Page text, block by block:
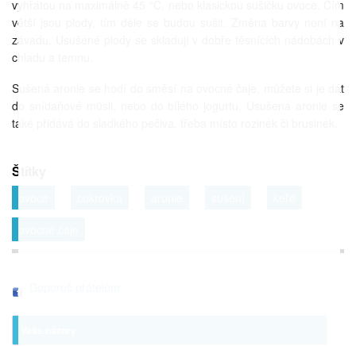
vyhřátou na maximálně 45 °C, nebo klasickou sušičku ovoce. Čím
větší jsou plody, tím déle se budou sušit. Změna barvy není na
závadu. Usušené plody se skladují v dobře těsnících nádobách v
chladu a temnu.
Sušená aronie se hodí do směsí na ovocné čaje, můžete si je dát
do snídaňové müsli, nebo do bílého jogurtu. Usušená aronie se
také přidává do sladkého pečiva, třeba místo rozinek či brusinek.
Štítky